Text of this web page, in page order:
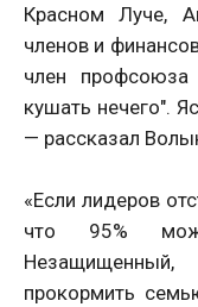
Красном Луче,
членов и
член
кушать нечего".
— рассказал
«Если лидеров
что 95%
Незащищенный,
прокормить